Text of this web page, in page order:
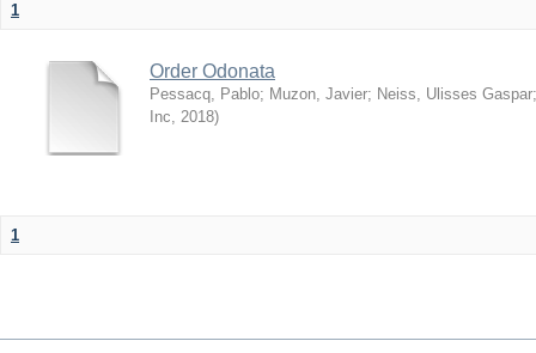
1
Order Odonata
Pessacq, Pablo; Muzon, Javier; Neiss, Ulisses Gaspar
Inc, 2018)
1